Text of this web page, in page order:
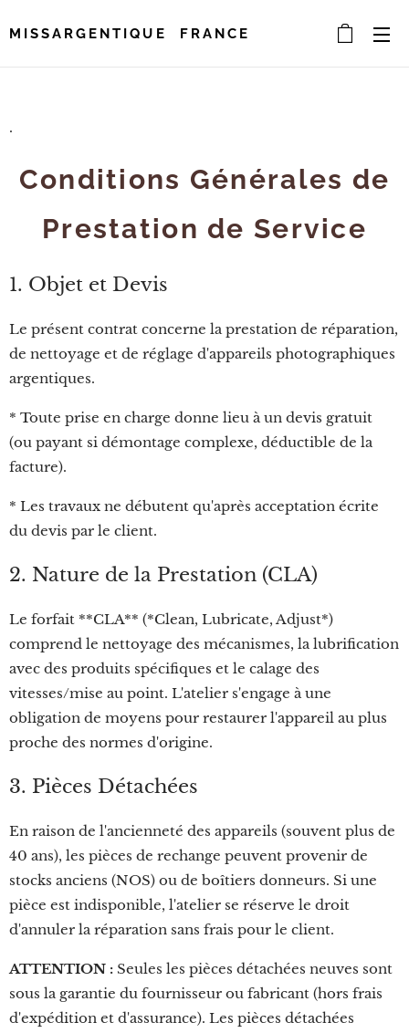
MISSARGENTIQUE FRANCE
.
Conditions Générales de
Prestation de Service
1. Objet et Devis
Le présent contrat concerne la prestation de réparation,
de nettoyage et de réglage d'appareils photographiques
argentiques.
* Toute prise en charge donne lieu à un devis gratuit
(ou payant si démontage complexe, déductible de la
facture).
* Les travaux ne débutent qu'après acceptation écrite
du devis par le client.
2. Nature de la Prestation (CLA)
Le forfait **CLA** (*Clean, Lubricate, Adjust*)
comprend le nettoyage des mécanismes, la lubrification
avec des produits spécifiques et le calage des
vitesses/mise au point. L'atelier s'engage à une
obligation de moyens pour restaurer l'appareil au plus
proche des normes d'origine.
3. Pièces Détachées
En raison de l'ancienneté des appareils (souvent plus de
40 ans), les pièces de rechange peuvent provenir de
stocks anciens (NOS) ou de boîtiers donneurs. Si une
pièce est indisponible, l'atelier se réserve le droit
d'annuler la réparation sans frais pour le client.
ATTENTION : Seules les pièces détachées neuves sont
sous la garantie du fournisseur ou fabricant (hors frais
d'expédition et d'assurance). Les pièces détachées